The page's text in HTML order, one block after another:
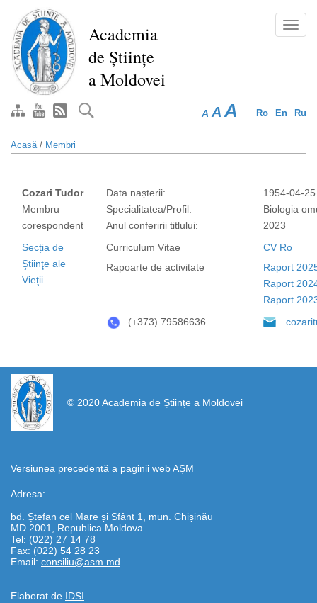
conţinutul
principal
Academia
de Științe
a Moldovei
Ro En Ru
A A A
Acasă/ Membri
Cozari Tudor
Membru
corespondent
Data nașterii:
Specialitatea/Profil:
Anul conferirii titlului:
1954-04-25
Biologia
2023
Secția de
Ştiinţe ale
Vieţii
Curriculum Vitae
Rapoarte de activitate
CV Ro
Raport
Raport
Raport
(+373) 79586636
© 2020 Academia de Științe a Moldovei
Versiunea precedentă a paginii web AȘM
Adresa:
bd. Ștefan cel Mare și Sfânt 1, mun. Chișinău
MD 2001, Republica Moldova
Tel: (022) 27 14 78
Fax: (022) 54 28 23
Email: consiliu@asm.md
Elaborat de IDSI
https://propletenie.ru/